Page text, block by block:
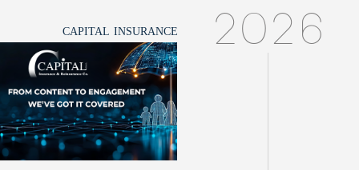
2026
CAPITAL INSURANCE